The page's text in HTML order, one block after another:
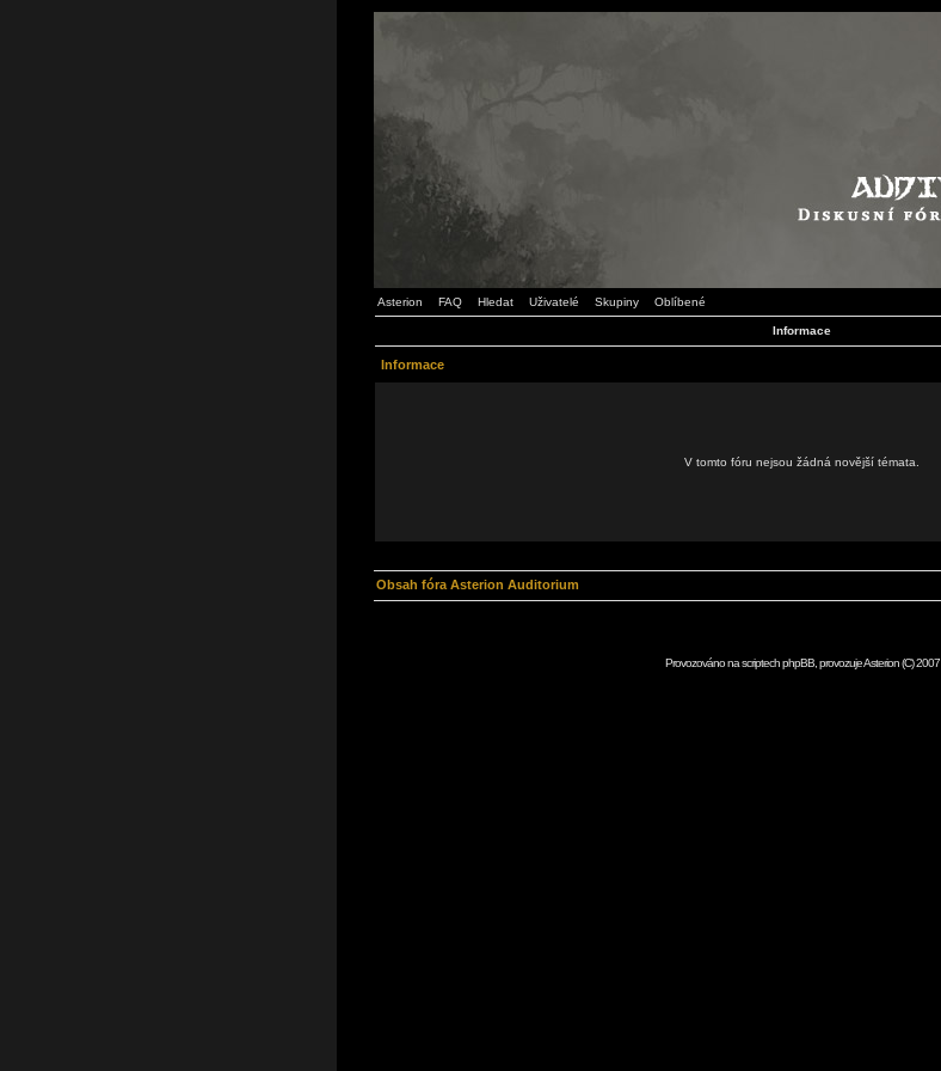
Asterion FAQ Hledat Uživatelé Skupiny Oblíbené
Informace
Informace
V tomto fóru nejsou žádná novější témata.
Obsah fóra Asterion Auditorium
Provozováno na scriptechphpBB, provozujeAsterion(C) 2007